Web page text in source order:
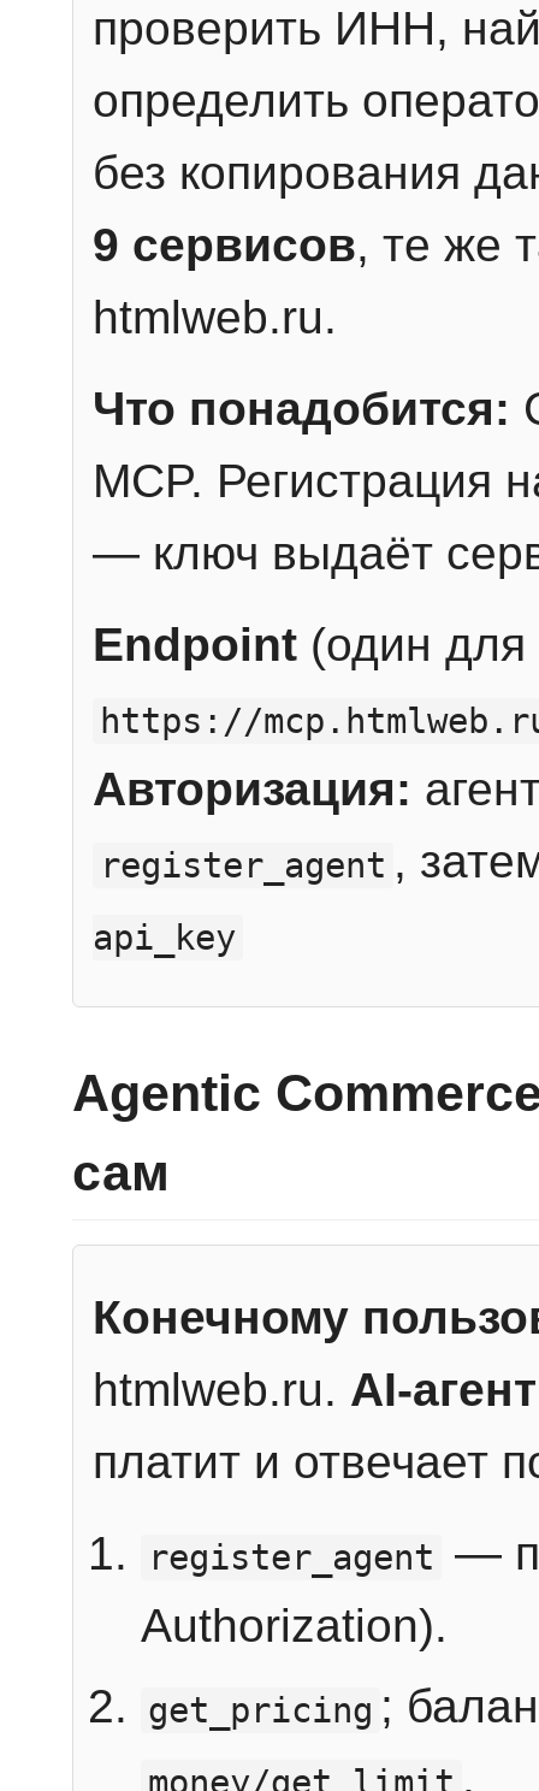
проверить ИНН,
определить
без копирования
9 сервисов, те же
htmlweb.ru.
Что понадобится:
MCP. Регистрация
— ключ выдаёт
Endpoint (один для
https://
Авторизация:
register_agent ,
api_key
Agentic
сам
Конечному
htmlweb.ru. AI-агент
платит и отвечает
register_agent —
Authorization).
get_pricing ;
.